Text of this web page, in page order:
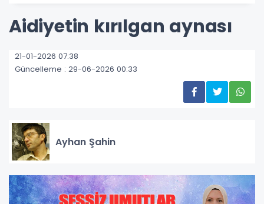
Aidiyetin kırılgan aynası
21-01-2026 07:38
Güncelleme : 29-06-2026 00:33
Ayhan Şahin